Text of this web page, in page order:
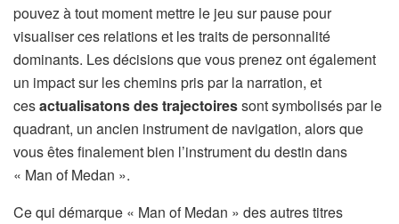
pouvez à tout moment mettre le jeu sur pause pour
visualiser ces relations et les traits de personnalité
dominants. Les décisions que vous prenez ont également
un impact sur les chemins pris par la narration, et
cesactualisatons des trajectoiressont symbolisés par le
quadrant, un ancien instrument de navigation, alors que
vous êtes finalement bien l’instrument du destin dans
« Man of Medan ».
Ce qui démarque « Man of Medan » des autres titres